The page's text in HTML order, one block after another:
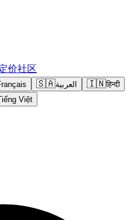
价社区
🇸🇦العربية 🇮🇳हिन्दी
Việt